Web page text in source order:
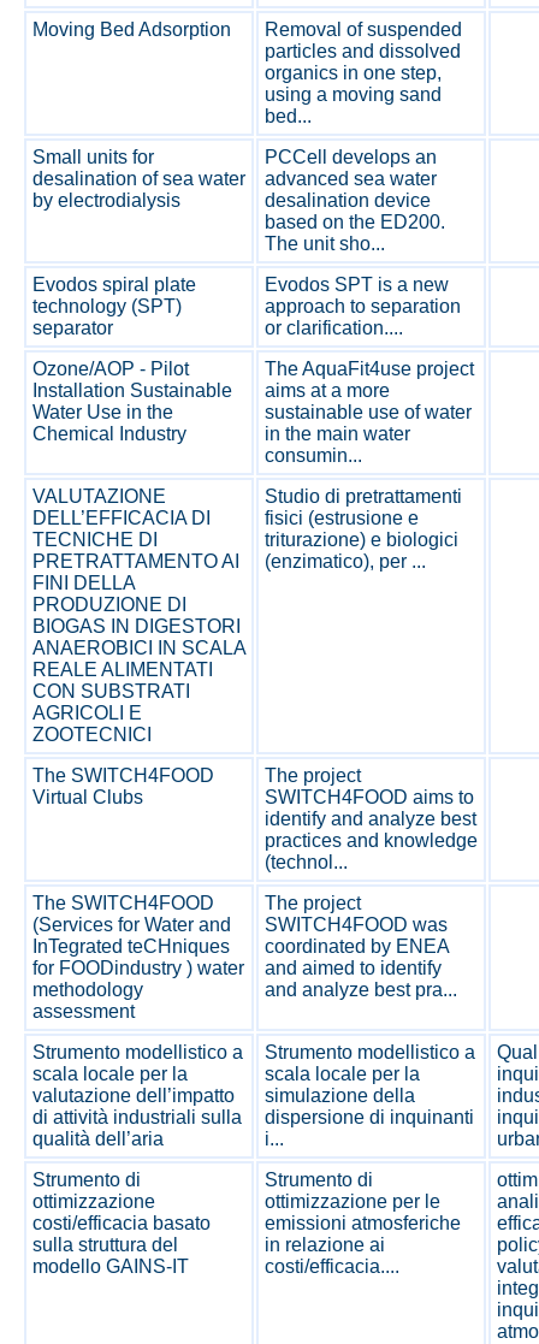
Moving Bed Adsorption
Removal of suspended
particles and dissolved
organics in one step,
using a moving sand
bed...
Small units for
desalination of sea water
by electrodialysis
PCCell develops an
advanced sea water
desalination device
based on the ED200.
The unit sho...
Evodos spiral plate
technology (SPT)
separator
Evodos SPT is a new
approach to separation
or clarification....
Ozone/AOP - Pilot
Installation Sustainable
Water Use in the
Chemical Industry
The AquaFit4use project
aims at a more
sustainable use of water
in the main water
consumin...
VALUTAZIONE
DELL’EFFICACIA DI
TECNICHE DI
PRETRATTAMENTO AI
FINI DELLA
PRODUZIONE DI
BIOGAS IN DIGESTORI
ANAEROBICI IN SCALA
REALE ALIMENTATI
CON SUBSTRATI
AGRICOLI E
ZOOTECNICI
Studio di pretrattamenti
fisici (estrusione e
triturazione) e biologici
(enzimatico), per ...
The SWITCH4FOOD
Virtual Clubs
The project
SWITCH4FOOD aims to
identify and analyze best
practices and knowledge
(technol...
The SWITCH4FOOD
(Services for Water and
InTegrated teCHniques
for FOODindustry ) water
methodology
assessment
The project
SWITCH4FOOD was
coordinated by ENEA
and aimed to identify
and analyze best pra...
Strumento modellistico a
scala locale per la
valutazione dell’impatto
di attività industriali sulla
qualità dell’aria
Strumento modellistico a
scala locale per la
simulazione della
dispersione di inquinanti
i...
Strumento di
ottimizzazione
costi/efficacia basato
sulla struttura del
modello GAINS-IT
Strumento di
ottimizzazione per le
emissioni atmosferiche
in relazione ai
costi/efficacia....